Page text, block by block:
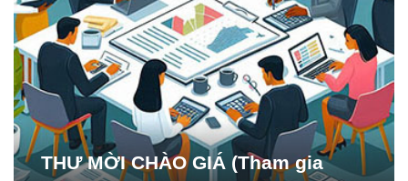
THƯ MỜI CHÀO GIÁ (Tham gia